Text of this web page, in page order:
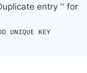
entry '' for
UNIQUE KEY